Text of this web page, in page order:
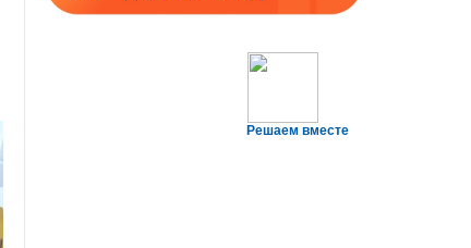
Решаем вместе